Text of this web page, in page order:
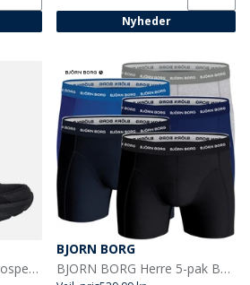
Nyheder
SKECHERS Drenge Microspec Tread Sneakers Sort
BJORN BORG
BJORN BORG Herre 5-pak Boxers Multipak 9